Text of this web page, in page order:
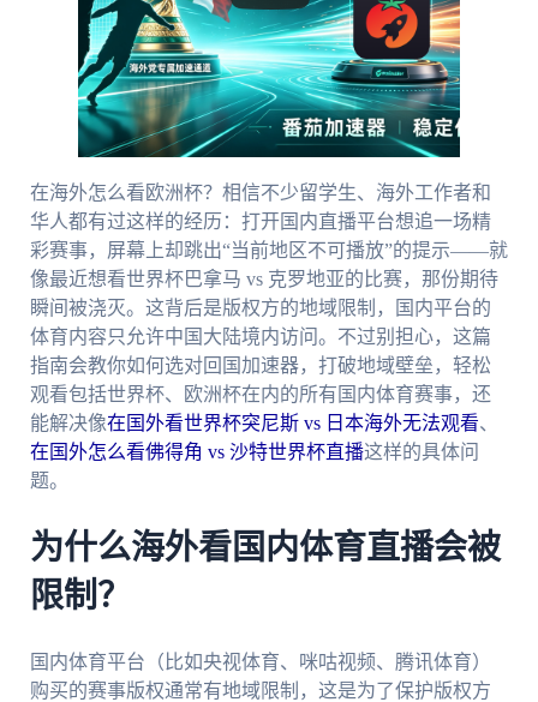
在海外怎么看欧洲杯？相信不少留学生、海外工作者和
华人都有过这样的经历：打开国内直播平台想追一场精
彩赛事，屏幕上却跳出“当前地区不可播放”的提示——就
像最近想看世界杯巴拿马 vs 克罗地亚的比赛，那份期待
瞬间被浇灭。这背后是版权方的地域限制，国内平台的
体育内容只允许中国大陆境内访问。不过别担心，这篇
指南会教你如何选对回国加速器，打破地域壁垒，轻松
观看包括世界杯、欧洲杯在内的所有国内体育赛事，还
能解决像在国外看世界杯突尼斯 vs 日本海外无法观看、
在国外怎么看佛得角 vs 沙特世界杯直播这样的具体问
题。
为什么海外看国内体育直播会被
限制？
国内体育平台（比如央视体育、咪咕视频、腾讯体育）
购买的赛事版权通常有地域限制，这是为了保护版权方